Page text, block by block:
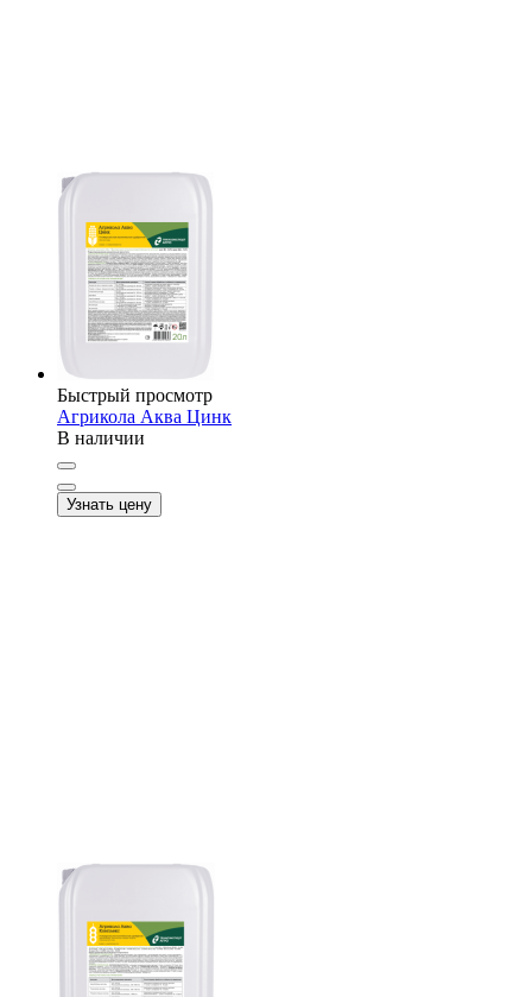
Быстрый просмотр
Агрикола Аква Цинк
В наличии
Узнать цену